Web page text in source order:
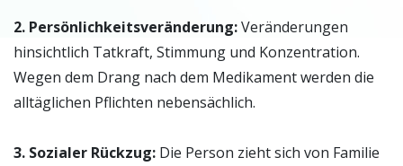
2. Persönlichkeitsveränderung:Veränderungen
hinsichtlich Tatkraft, Stimmung und Konzentration.
Wegen dem Drang nach dem Medikament werden die
alltäglichen Pflichten nebensächlich.
3. Sozialer Rückzug: Die Person zieht sich von Familie